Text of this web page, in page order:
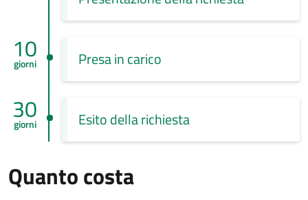
10
giorni Presa in carico
30
giorni Esito della richiesta
Quanto costa